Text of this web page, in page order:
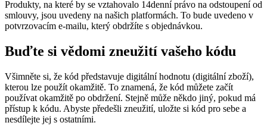
Produkty, na které by se vztahovalo 14denní právo na odstoupení od
smlouvy, jsou uvedeny na našich platformách. To bude uvedeno v
potvrzovacím e-mailu, který obdržíte s objednávkou.
Buďte si vědomi zneužití vašeho kódu
Všimněte si, že kód představuje digitální hodnotu (digitální zboží),
kterou lze použít okamžitě. To znamená, že kód můžete začít
používat okamžitě po obdržení. Stejně může někdo jiný, pokud má
přístup k kódu. Abyste předešli zneužití, uložte si kód pro sebe a
nesdílejte jej s ostatními.